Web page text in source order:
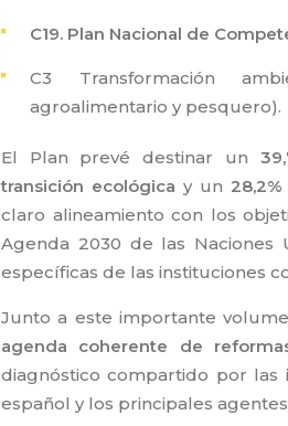
C19. Plan Nacional de
C3 Transformación
agroalimentario y pesquero).
El Plan prevé destinar un
transición ecológicay un
claro alineamiento con los
Agenda 2030 de las Naciones
específicas de las instituciones
Junto a este importante
agenda coherente de
diagnóstico compartido por las
español y los principales